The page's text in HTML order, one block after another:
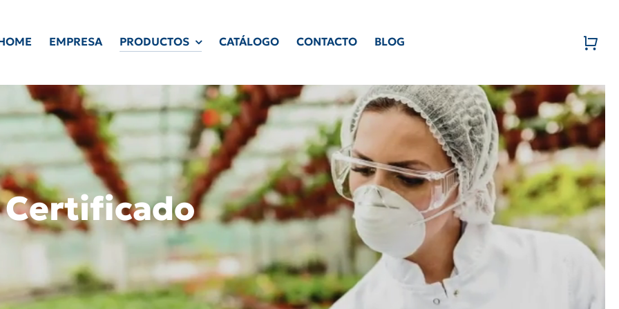
EMPRESA PRODUCTOS CATÁLOGO CONTACTO BLOG
Certificado